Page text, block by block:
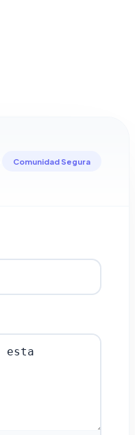
Comunidad Segura